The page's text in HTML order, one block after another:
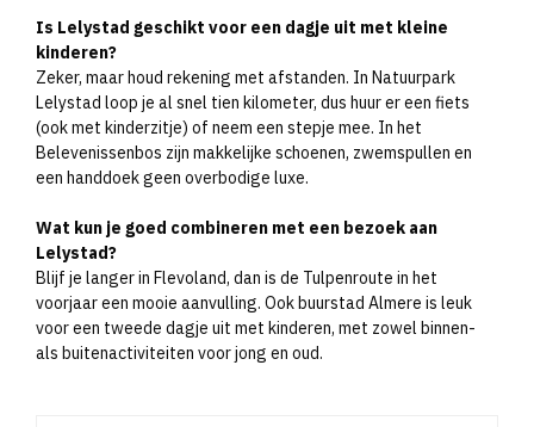
Is Lelystad geschikt voor een dagje uit met kleine
kinderen?
Zeker, maar houd rekening met afstanden. In Natuurpark
Lelystad loop je al snel tien kilometer, dus huur er een fiets
(ook met kinderzitje) of neem een stepje mee. In het
Belevenissenbos zijn makkelijke schoenen, zwemspullen en
een handdoek geen overbodige luxe.
Wat kun je goed combineren met een bezoek aan
Lelystad?
Blijf je langer in Flevoland, dan is de Tulpenroute in het
voorjaar een mooie aanvulling. Ook buurstad Almere is leuk
voor een tweede dagje uit met kinderen, met zowel binnen-
als buitenactiviteiten voor jong en oud.